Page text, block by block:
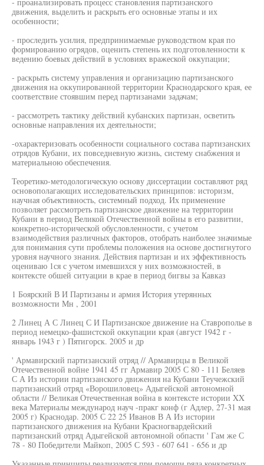
движения, выделить и раскрыть его основные этапы и их
особенности;
- проследить усилия, предпринимаемые руководством края по
формированию огрядов, оценить степень их подготовленности к
ведению боевых действий в условиях вражеской оккупации;
- раскрыть систему управления и организацию партизанского
движения на оккупированной территории Краснодарского края, ее
соответствие стоявшим перед партизанами задачам;
- рассмотреть тактику действий кубанских партизан, осветить
основные направления их деятельности;
-охарактеризовать особенности социального состава партизанских
отрядов Кубани, их повседневную жизнь, систему снабжения и
материальною обеспечения.
Теоретико-методологическую основу диссертации составляют ряд
основополагающих исследовательских принципов: историзм,
научная объективность, системный подход. Их применение
позволяет рассмотреть партизанское движение на территории
Кубани в период Великой Отечественной войны в его развитии,
конкретно-исторической обусловленности, с учетом
взаимодействия различных факторов, отобрать наиболее значимые
для понимания сути проблемы положения на основе достигнутого
уровня научного знания. Действия партизан и их эффективность
оцениваю 1ся с учетом имевшихся у них возможностей, в
контексте обшей ситуации в крае в период бигвы за Кавказ
1 Боярский В И Партизаны и армия История утерянных
возможности Мн , 2001
2 Линец А С Линец С И Партизанское движение на Ставрополье в
период немецко-фашистской оккупации края (август 1942 г -
январь 1943 г ) Пятигорск. 2005 и др
' Армавирский партизанский отряд // Армавирцы в Великой
Отечественной войне 1941 45 гг Армавир 2005 С 80 - 111 Беляев
С А Из истории партизанского движения на Кубани Теучежский
партизанский отряд «Ворошиловец» Адыгейской автономной
области // Великая Отечественная война в контексте истории XX
века Материалы международ науч -пракг конф (г Адлер, 27-31 мая
2005 г) Краснодар. 2005 С 22 25 Иванов В А Из истории
партизанского движения на Кубани Красногвардейский
партизанский отряд Адыгейской автономной обпасти ' Гам же С
78 - 80 Победители Майкоп, 2005 С 593 - 607 641 - 656 и др